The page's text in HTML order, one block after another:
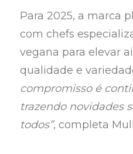
Para 2025, a marca
com chefs
vegana para elevar
qualidade e
compromisso é
trazendo novidades
todos”, completa